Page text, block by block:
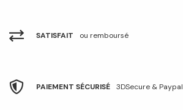
SATISFAIT ou remboursé
PAIEMENT SÉCURISÉ 3DSecure & Paypal